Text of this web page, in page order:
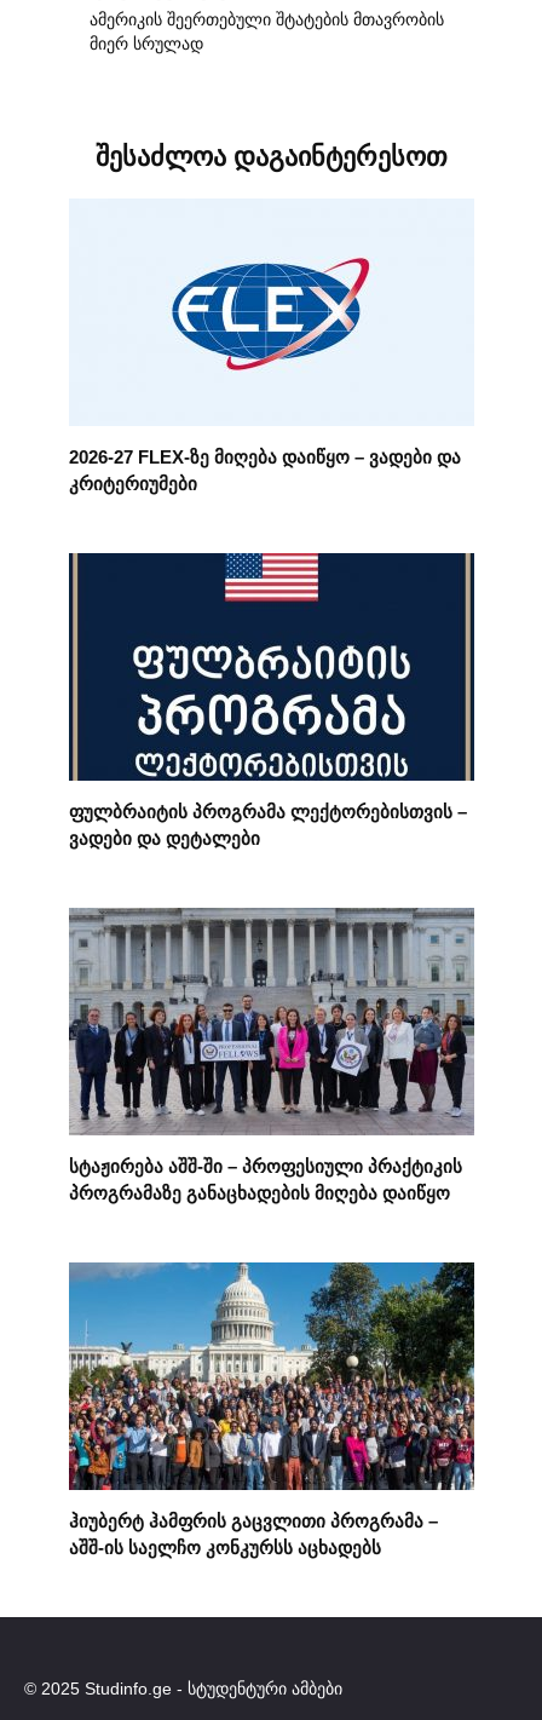
ამერიკის შეერთებული შტატების მთავრობის
მიერ სრულად
შესაძლოა დაგაინტერესოთ
2026-27 FLEX-ზე მიღება დაიწყო – ვადები და
კრიტერიუმები
ფულბრაიტის პროგრამა ლექტორებისთვის –
ვადები და დეტალები
სტაჟირება აშშ-ში – პროფესიული პრაქტიკის
პროგრამაზე განაცხადების მიღება დაიწყო
ჰიუბერტ ჰამფრის გაცვლითი პროგრამა –
აშშ-ის საელჩო კონკურსს აცხადებს
© 2025 Studinfo.ge - სტუდენტური ამბები